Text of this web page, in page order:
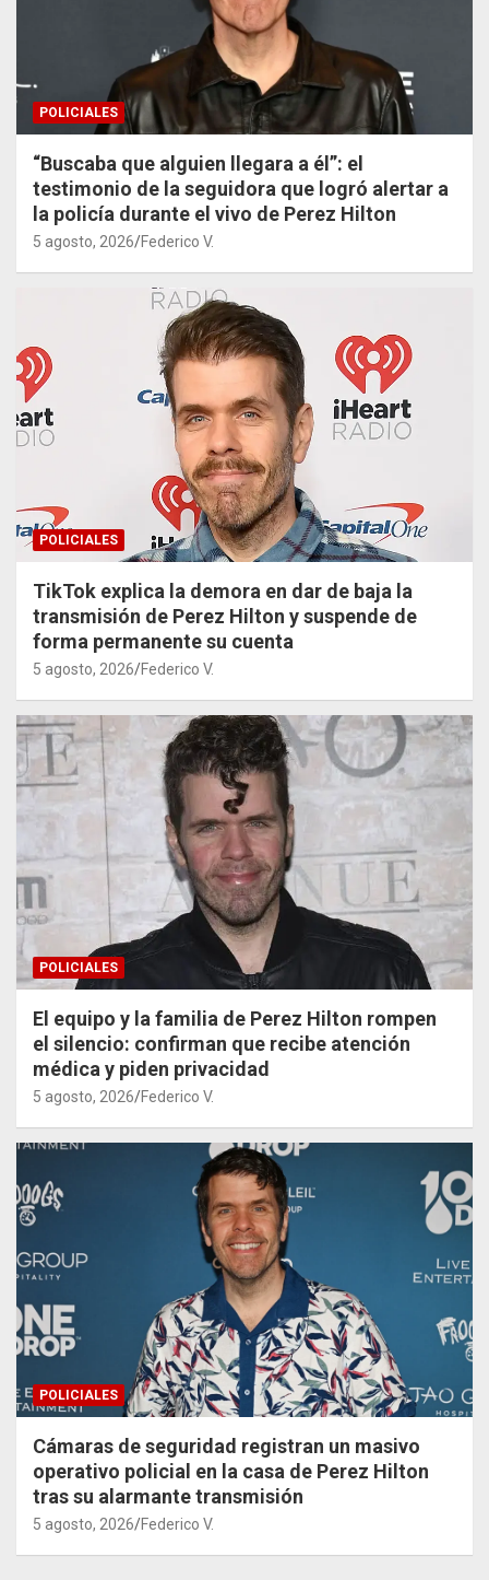
POLICIALES
“Buscaba que alguien llegara a él”: el
testimonio de la seguidora que logró alertar a
la policía durante el vivo de Perez Hilton
5 agosto, 2026 Federico V.
POLICIALES
TikTok explica la demora en dar de baja la
transmisión de Perez Hilton y suspende de
forma permanente su cuenta
5 agosto, 2026 Federico V.
POLICIALES
El equipo y la familia de Perez Hilton rompen
el silencio: confirman que recibe atención
médica y piden privacidad
5 agosto, 2026 Federico V.
POLICIALES
Cámaras de seguridad registran un masivo
operativo policial en la casa de Perez Hilton
tras su alarmante transmisión
5 agosto, 2026 Federico V.